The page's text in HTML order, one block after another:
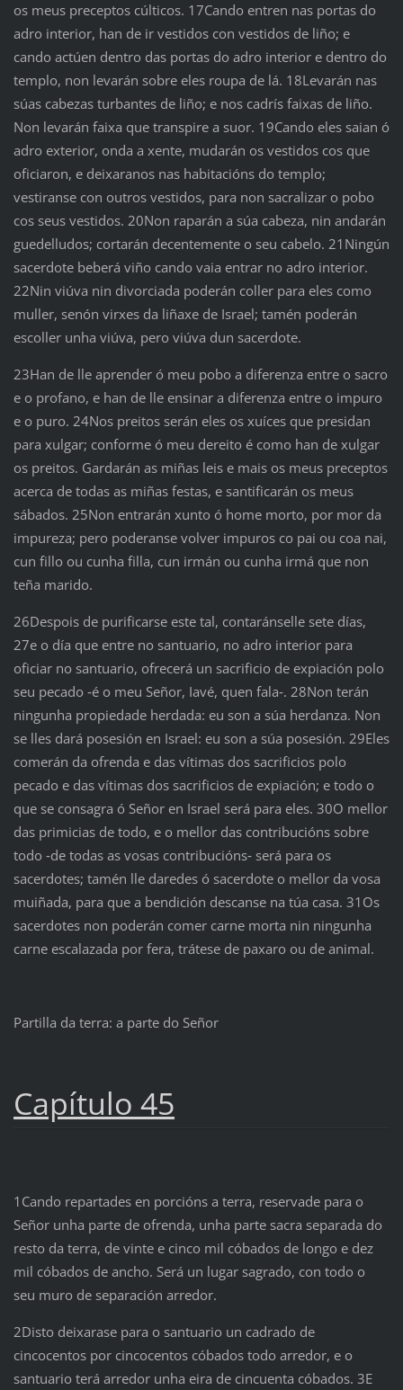
os meus preceptos cúlticos. 17Cando entren nas portas do
adro interior, han de ir vestidos con vestidos de liño; e
cando actúen dentro das portas do adro interior e dentro do
templo, non levarán sobre eles roupa de lá. 18Levarán nas
súas cabezas turbantes de liño; e nos cadrís faixas de liño.
Non levarán faixa que transpire a suor. 19Cando eles saian ó
adro exterior, onda a xente, mudarán os vestidos cos que
oficiaron, e deixaranos nas habitacións do templo;
vestiranse con outros vestidos, para non sacralizar o pobo
cos seus vestidos. 20Non raparán a súa cabeza, nin andarán
guedelludos; cortarán decentemente o seu cabelo. 21Ningún
sacerdote beberá viño cando vaia entrar no adro interior.
22Nin viúva nin divorciada poderán coller para eles como
muller, senón virxes da liñaxe de Israel; tamén poderán
escoller unha viúva, pero viúva dun sacerdote.
23Han de lle aprender ó meu pobo a diferenza entre o sacro
e o profano, e han de lle ensinar a diferenza entre o impuro
e o puro. 24Nos preitos serán eles os xuíces que presidan
para xulgar; conforme ó meu dereito é como han de xulgar
os preitos. Gardarán as miñas leis e mais os meus preceptos
acerca de todas as miñas festas, e santificarán os meus
sábados. 25Non entrarán xunto ó home morto, por mor da
impureza; pero poderanse volver impuros co pai ou coa nai,
cun fillo ou cunha filla, cun irmán ou cunha irmá que non
teña marido.
26Despois de purificarse este tal, contaránselle sete días,
27e o día que entre no santuario, no adro interior para
oficiar no santuario, ofrecerá un sacrificio de expiación polo
seu pecado ‑é o meu Señor, Iavé, quen fala‑. 28Non terán
ningunha propiedade herdada: eu son a súa herdanza. Non
se lles dará posesión en Israel: eu son a súa posesión. 29Eles
comerán da ofrenda e das vítimas dos sacrificios polo
pecado e das vítimas dos sacrificios de expiación; e todo o
que se consagra ó Señor en Israel será para eles. 30O mellor
das primicias de todo, e o mellor das contribucións sobre
todo ‑de todas as vosas contribucións‑ será para os
sacerdotes; tamén lle daredes ó sacerdote o mellor da vosa
muiñada, para que a bendición descanse na túa casa. 31Os
sacerdotes non poderán comer carne morta nin ningunha
carne escalazada por fera, trátese de paxaro ou de animal.
Partilla da terra: a parte do Señor
Capítulo 45
1Cando repartades en porcións a terra, reservade para o
Señor unha parte de ofrenda, unha parte sacra separada do
resto da terra, de vinte e cinco mil cóbados de longo e dez
mil cóbados de ancho. Será un lugar sagrado, con todo o
seu muro de separación arredor.
2Disto deixarase para o santuario un cadrado de
cincocentos por cincocentos cóbados todo arredor, e o
santuario terá arredor unha eira de cincuenta cóbados. 3E